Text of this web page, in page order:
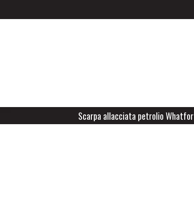
Scarpa allacciata petrolio Whatfor